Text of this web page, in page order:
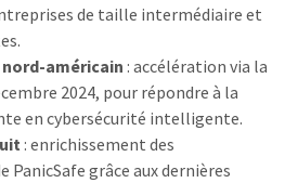
de taille intermédiaire et
américain : accélération via la
2024, pour répondre à la
en cybersécurité intelligente.
: enrichissement des
grâce aux dernières